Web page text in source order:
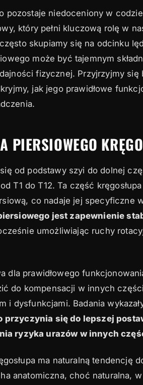
funkcjonowaniu
sportową
pozostaje niedoceniony w
który pełni kluczową rolę w
skupiamy się na odcinku
może być tajemnym
fizycznej. Przyjrzyjmy się
jak jego prawidłowe
PIERSIOWEGO
od podstawy szyi do dolnej
T1 do T12. Ta część
co nadaje jej specyficzne
jest zapewnienie
umożliwiając ruchy
prawidłowego
do kompensacji w innych
i dysfunkcjami. Badania
się do lepszej
ryzyka urazów w innych
ma naturalną tendencję
anatomiczna, choć naturalna, w